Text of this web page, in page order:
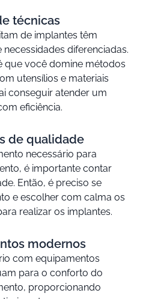
técnicas
de implantes têm
diferenciadas.
que você domine métodos
utensílios e materiais
conseguir atender um
eficiência.
de qualidade
necessário para
é importante contar
Então, é preciso se
e escolher com calma os
realizar os implantes.
modernos
com equipamentos
para o conforto do
proporcionando